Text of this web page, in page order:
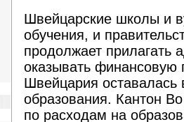
Швейцарские школы и
обучения, и
продолжает прилагать
оказывать финансовую
Швейцария
образования. Кантон
по расходам на